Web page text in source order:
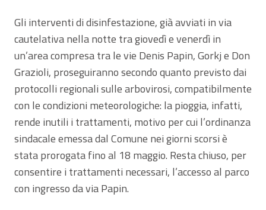
Gli interventi di disinfestazione, già avviati in via
cautelativa nella notte tra giovedì e venerdì in
un’area compresa tra le vie Denis Papin, Gorkj e Don
Grazioli, proseguiranno secondo quanto previsto dai
protocolli regionali sulle arbovirosi, compatibilmente
con le condizioni meteorologiche: la pioggia, infatti,
rende inutili i trattamenti, motivo per cui l’ordinanza
sindacale emessa dal Comune nei giorni scorsi è
stata prorogata fino al 18 maggio. Resta chiuso, per
consentire i trattamenti necessari, l’accesso al parco
con ingresso da via Papin.